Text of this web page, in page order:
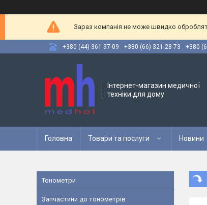
Зараз компанія не може швидко
+380 (44) 361-97-09 +380 (66) 321-28-73 +380
Інтернет-магазин медичної
техніки для дому
Головна Товари та послуги Новини
Тонометри
Запчастини до тонометрів